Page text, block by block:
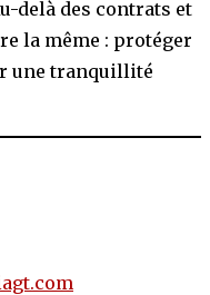
delà des contrats et
la même : protéger
une tranquillité